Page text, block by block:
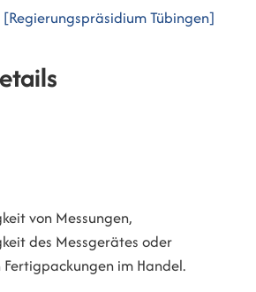
Tübingen]
von Messungen,
des Messgerätes oder
im Handel.